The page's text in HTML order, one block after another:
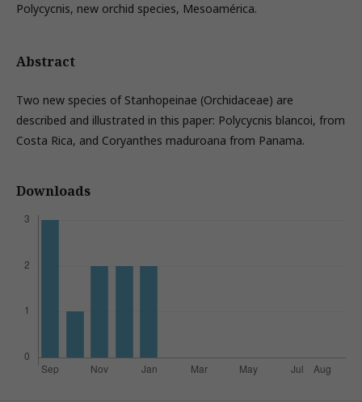
Polycycnis, new orchid species, Mesoamérica.
Abstract
Two new species of Stanhopeinae (Orchidaceae) are
described and illustrated in this paper: Polycycnis blancoi, from
Costa Rica, and Coryanthes maduroana from Panama.
Downloads